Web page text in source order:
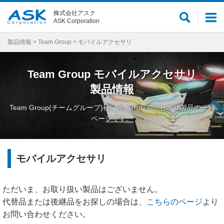
メ
ー
サ
内
検
索
株式会社アスク
ASK Corporation
製品情報 > Team Group > モバイルアクセサリ
Team Group モバイルアクセサリ
製品情報
Team Group(チームグループ)社、モバイルアクセサリ製品の一覧
ページです。
モバイルアクセサリ
ただいま、お取り扱い製品はございません。
代替品または後継品をお探しの場合は、
こちらのページより
お問い合わせください。